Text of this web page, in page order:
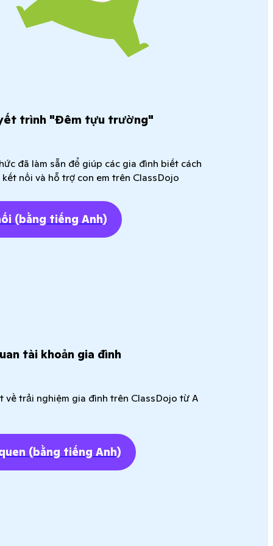
trình "Đêm tựu trường"
đã làm sẵn để giúp các gia đình biết cách
nối và hỗ trợ con em trên ClassDojo
(bằng tiếng Anh)
tài khoản gia đình
về trải nghiệm gia đình trên ClassDojo từ A
(bằng tiếng Anh)